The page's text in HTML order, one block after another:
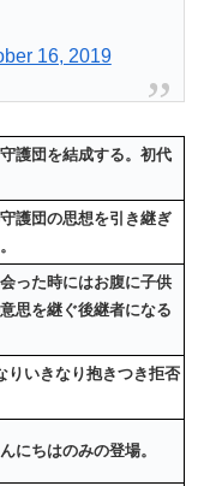
16, 2019
護団を結成する。初代
護団の思想を引き継ぎ
った時にはお腹に子供
思を継ぐ後継者になる
りいきなり抱きつき拒否
にちはのみの登場。